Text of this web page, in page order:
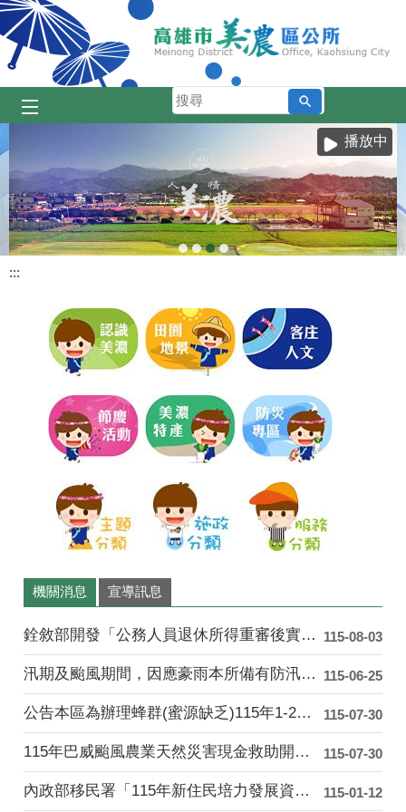
跳到主要內容區塊
搜
尋
播放中
目
:::
機關消息 宣導訊息
115-08-03
銓敘部開發「公務人員退休所得重審後實發金額試算器」....
115-06-25
汛期及颱風期間，因應豪雨本所備有防汛沙包供民眾索取....
115-07-30
公告本區為辦理蜂群(蜜源缺乏)115年1-2月乾旱....
115-07-30
115年巴威颱風農業天然災害現金救助開始受理「水平....
115-01-12
內政部移民署「115年新住民培力發展資訊網」